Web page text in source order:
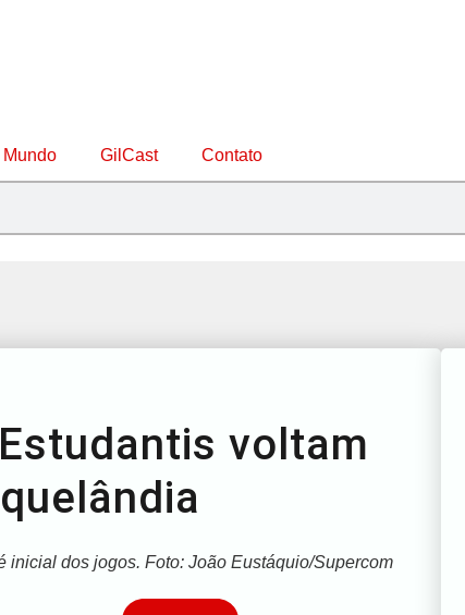
Mundo GilCast Contato
voltam
inicial dos jogos. Foto: João Eustáquio/Supercom